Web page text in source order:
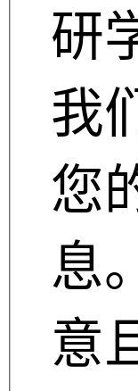
研
我
您
息
意